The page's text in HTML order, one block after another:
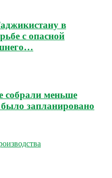
в
с опасной
собрали меньше
запланировано